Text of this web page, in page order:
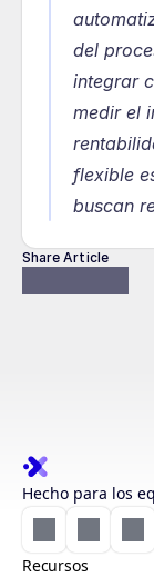
del
integrar
medir el
flexible
buscan
Share Article
Hecho para los
Recursos